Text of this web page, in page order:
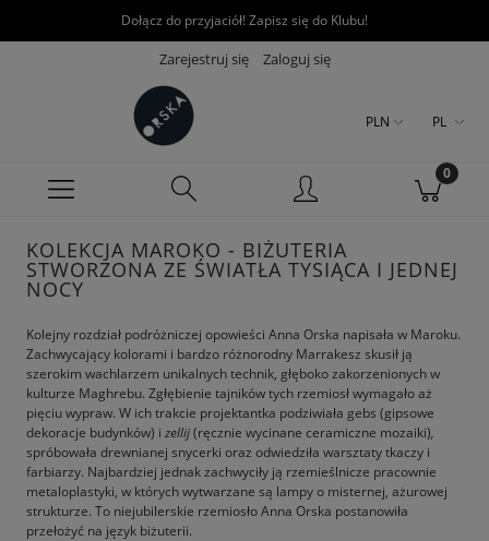
Dołącz do przyjaciół! Zapisz się do Klubu!
Zarejestruj się Zaloguj się
PLN PL
KOLEKCJA MAROKO - BIŻUTERIA
STWORZONA ZE ŚWIATŁA TYSIĄCA I JEDNEJ
NOCY
Kolejny rozdział podróżniczej opowieści Anna Orska napisała w Maroku.
Zachwycający kolorami i bardzo różnorodny Marrakesz skusił ją
szerokim wachlarzem unikalnych technik, głęboko zakorzenionych w
kulturze Maghrebu. Zgłębienie tajników tych rzemiosł wymagało aż
pięciu wypraw. W ich trakcie projektantka podziwiała gebs (gipsowe
dekoracje budynków) i zellij(ręcznie wycinane ceramiczne mozaiki),
spróbowała drewnianej snycerki oraz odwiedziła warsztaty tkaczy i
farbiarzy. Najbardziej jednak zachwyciły ją rzemieślnicze pracownie
metaloplastyki, w których wytwarzane są lampy o misternej, ażurowej
strukturze. To niejubilerskie rzemiosło Anna Orska postanowiła
przełożyć na język biżuterii.